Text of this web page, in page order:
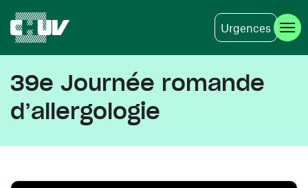
Urgences
39e Journée romande
d’allergologie